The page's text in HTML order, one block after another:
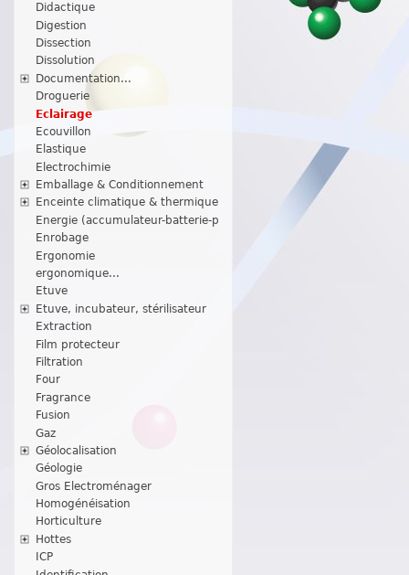
Didactique
Digestion
Dissection
Dissolution
Documentation...
Droguerie
Eclairage
Ecouvillon
Elastique
Electrochimie
Emballage & Conditionnement
Enceinte climatique & thermique
Energie (accumulateur-batterie-p
Enrobage
Ergonomie
ergonomique...
Etuve
Etuve, incubateur, stérilisateur
Extraction
Film protecteur
Filtration
Four
Fragrance
Fusion
Gaz
Géolocalisation
Géologie
Gros Electroménager
Homogénéisation
Horticulture
Hottes
ICP